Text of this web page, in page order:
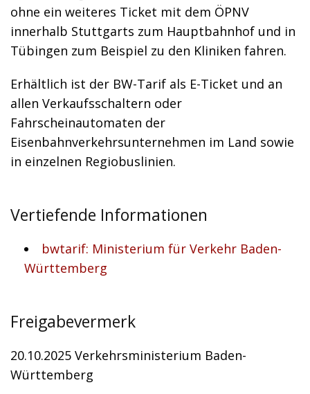
ohne ein weiteres Ticket mit dem ÖPNV
innerhalb Stuttgarts zum Hauptbahnhof und in
Tübingen zum Beispiel zu den Kliniken fahren.
Erhältlich ist der BW-Tarif als E-Ticket und an
allen Verkaufsschaltern oder
Fahrscheinautomaten der
Eisenbahnverkehrsunternehmen im Land sowie
in einzelnen Regiobuslinien.
Vertiefende Informationen
bwtarif: Ministerium für Verkehr Baden-
Württemberg
Freigabevermerk
20.10.2025 Verkehrsministerium Baden-
Württemberg